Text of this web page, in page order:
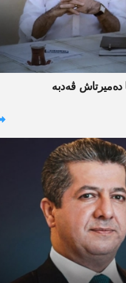
دەمیرتاش ڤەدبە